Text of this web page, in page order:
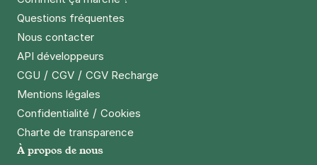
+ Abonnements disponibles
Questions fréquentes
Nous contacter
API développeurs
CGU / CGV / CGV Recharge
Mentions légales
Confidentialité / Cookies
Charte de transparence
À propos de nous